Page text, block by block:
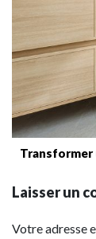
Transformer
Laisser un
Votre adresse